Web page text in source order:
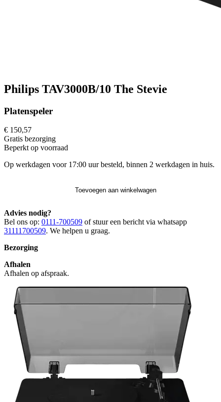
Philips TAV3000B/10 The Stevie
Platenspeler
€ 150,57
Gratis bezorging
Beperkt op voorraad
Op werkdagen voor 17:00 uur besteld, binnen 2 werkdagen in huis.
Toevoegen aan winkelwagen
Advies nodig?
Bel ons op: 0111-700509 of stuur een bericht via whatsapp
31111700509. We helpen u graag.
Bezorging
Afhalen
Afhalen op afspraak.